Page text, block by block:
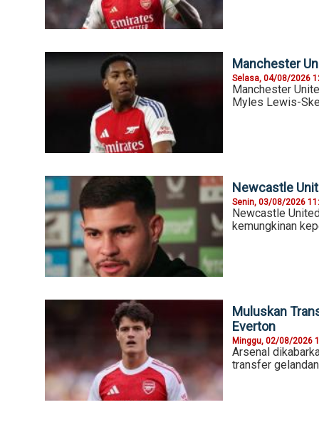
Manchester
Selasa, 04/08/2026
Manchester
Myles Lewis-
Newcastle
Senin, 03/08/2026
Newcastle
kemungkinan
Muluskan
Everton
Minggu, 02/08/2026
Arsenal
transfer